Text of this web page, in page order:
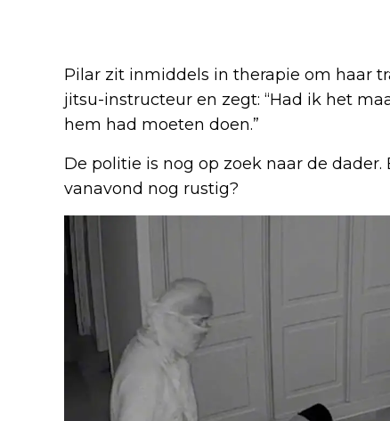
Pilar zit inmiddels in therapie om haar
jitsu-instructeur en zegt: “Had ik het
hem had moeten doen.”
De politie is nog op zoek naar de
vanavond nog rustig?